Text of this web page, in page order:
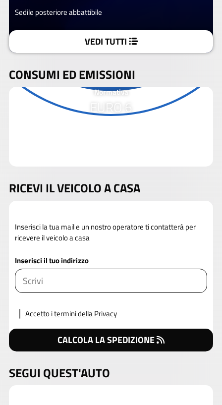
Sedile posteriore abbattibile
VEDI TUTTI
CONSUMI ED EMISSIONI
Normativa
EURO 6
RICEVI IL VEICOLO A CASA
Inserisci la tua mail e un nostro operatore ti contatterà per
ricevere il veicolo a casa
Inserisci il tuo indirizzo
Accettoi termini della Privacy
CALCOLA LA SPEDIZIONE
SEGUI QUEST'AUTO